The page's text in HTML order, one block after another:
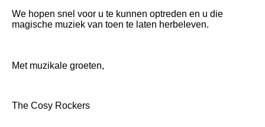
We hopen snel voor u te kunnen optreden en u die
magische muziek van toen te laten herbeleven.
Met muzikale groeten,
The Cosy Rockers